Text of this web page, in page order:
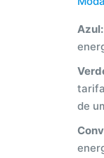
Azul:
de